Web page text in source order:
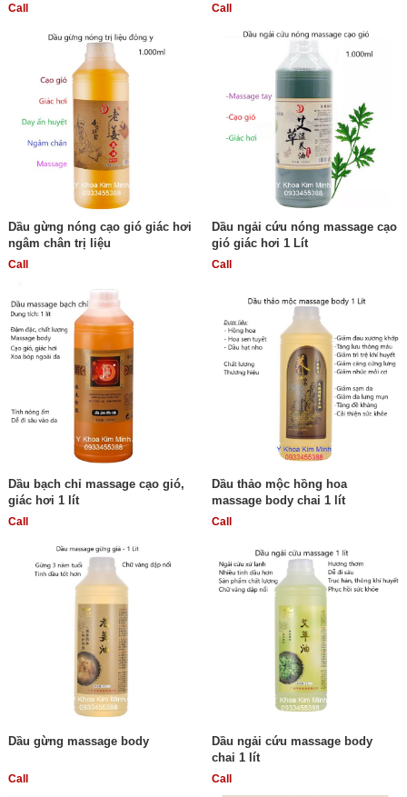
Call Call
Dầu gừng nóng cạo gió giác hơi
ngâm chân trị liệu
Call
Dầu ngải cứu nóng massage cạo
gió giác hơi 1 Lít
Call
Dầu bạch chỉ massage cạo gió,
giác hơi 1 lít
Call
Dầu thảo mộc hồng hoa
massage body chai 1 lít
Call
Dầu gừng massage body
Call
Dầu ngải cứu massage body
chai 1 lít
Call